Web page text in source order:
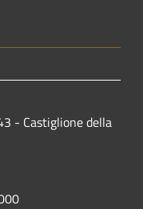
- Castiglione della